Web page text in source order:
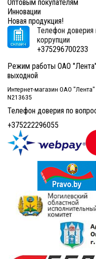
Оптовым покупателям
Инновации
Новая продукция!
Телефон доверия
коррупции
+375296700233
Режим работы ОАО
выходной
Интернет-магазин ОАО
N213635
Телефон доверия по
+375222296055